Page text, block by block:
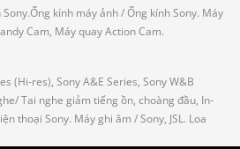
kính máy ảnh / Ống kính Sony. Máy
Cam, Máy quay Action Cam.
(Hi-res), Sony A&E Series, Sony W&B
/ Tai nghe giảm tiếng ồn, choàng đầu, In-
thoại Sony. Máy ghi âm / Sony, JSL. Loa